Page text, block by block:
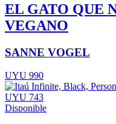
EL GATO QUE
VEGANO
SANNE VOGEL
UYU 990
UYU 743
Disponible